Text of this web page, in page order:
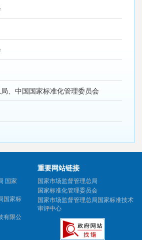
、中国国家标准化管理委员会
国家
国家标
有限公
重要网站链接
国家市场监督管理总局
国家标准化管理委员会
国家市场监督管理总局国家标准技术
审评中心